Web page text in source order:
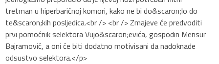
tretman u hiperbaričnoj komori, kako ne bi do&scaron;lo do
te&scaron;kih posljedica.<br /> <br /> Zmajeve će predvoditi
prvi pomoćnik selektora Vujo&scaron;evića, gospodin Mensur
Bajramović, a oni će biti dodatno motivisani da nadoknade
odsustvo selektora.</p>